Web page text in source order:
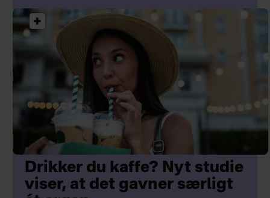
Drikker du kaffe? Nyt studie
viser, at det gavner særligt